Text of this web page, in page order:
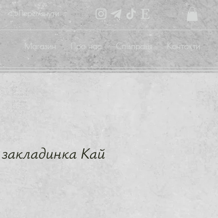
Магазин Про нас Співпраця Контакти
Переглянути бали
Кай